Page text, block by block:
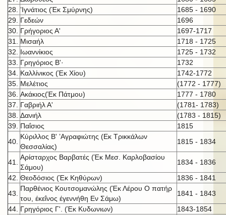
28.
’Ιγνάτιος (Έκ Σμύρνης)
1685 - 1690
29. Γεδεών
1696
30. Γρήγοριος Α'
1697-1717
31.
Μισαήλ
1718 - 1725
32.
Ιωαννίκιος
1725 - 1732
33.
Γρηγόριος Β'·
1732
34. Καλλίνικος (Έκ Χίου)
1742-1772
35. Μελέτιος
(1772 - 1777)
36. Ακάκιος(Έκ Πάτμου)
1777 - 1780
37.
Γαβριήλ Α'
(1781- 1783)
38. Δανιήλ
(1783 - 1815)
39. Παΐσιος
1815
40.
Κύριλλος Β' ’Αγραφιώτης (Εκ Τρικκάλων
Θεσσαλίας)
1815 - 1834
41.
Αρίσταρχος Βαρβατές (Έκ Μεσ. Καρλοβασίου
Σάμου)
1834 - 1836
42. Θεοδόσιος (Έκ Κηθύρων)
1836 - 1841
43.
Παρθένιος Κουτσομανώλης (Έκ Λέρου Ο πατήρ
του, έκεΐνος έγεννήθη Εν Σάμω)
1841 - 1843
44. Γρηγόριος Γ'. (Έκ Κυδωνιων)
1843-1854